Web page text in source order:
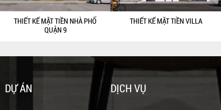
THIẾT KẾ MẶT TIỀN NHÀ PHỐ
QUẬN 9
THIẾT KẾ MẶT TIỀN VILLA
DỰ ÁN DỊCH VỤ